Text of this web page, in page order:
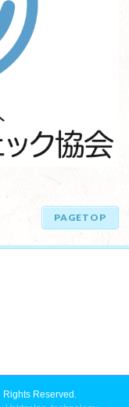
PAGETOP
Rights Reserved.